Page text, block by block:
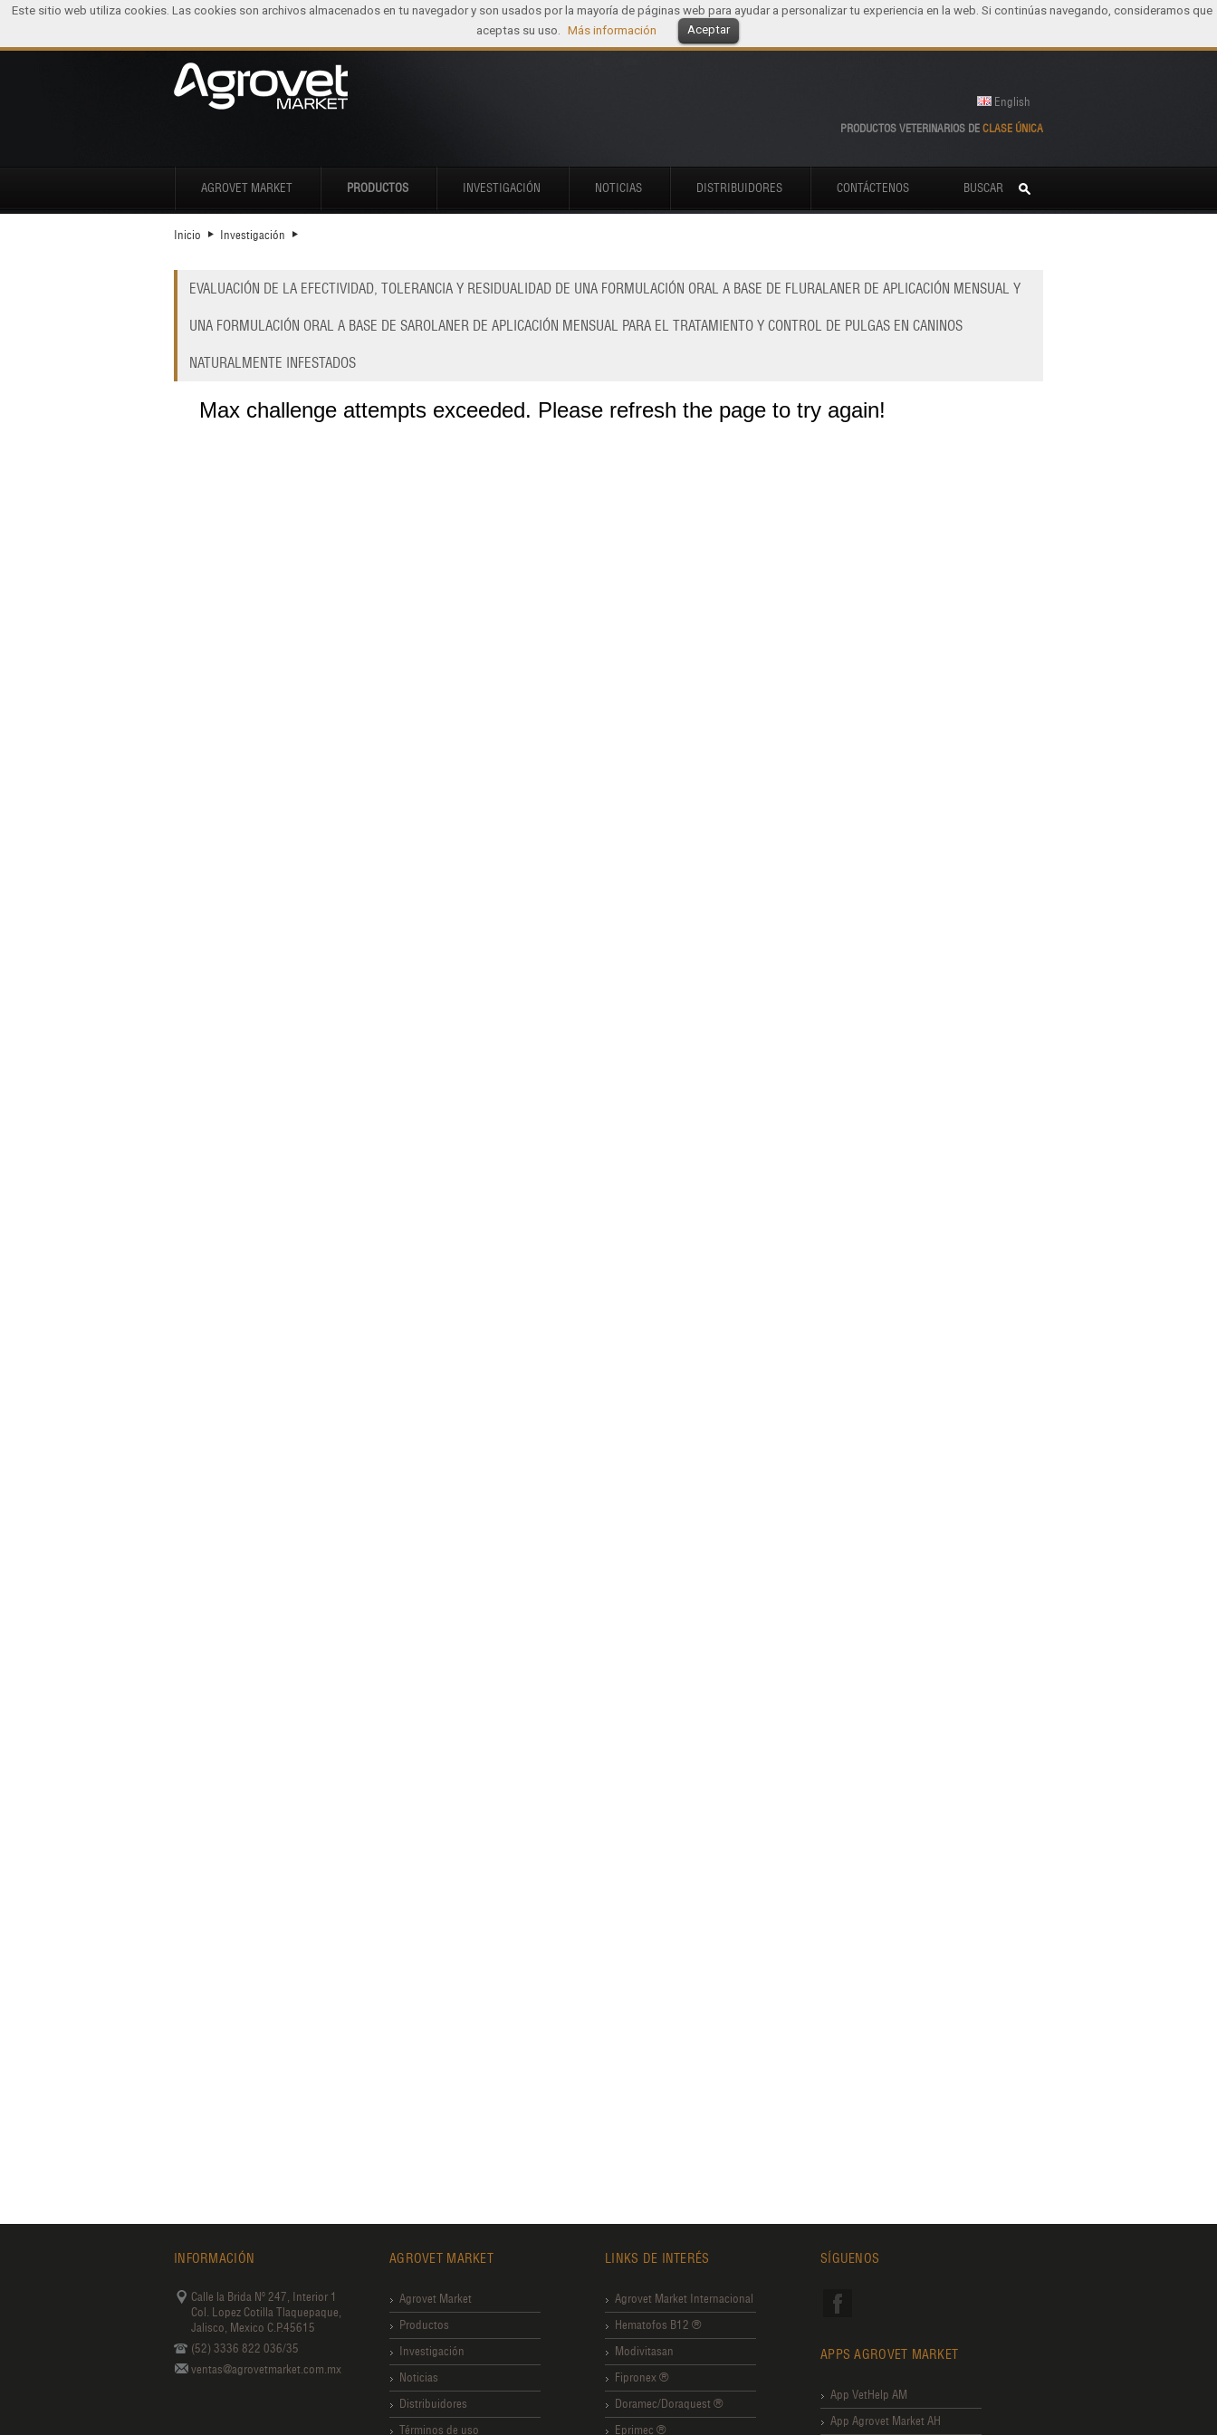
English
PRODUCTOS VETERINARIOS DE CLASE ÚNICA
AGROVET MARKET PRODUCTOS INVESTIGACIÓN NOTICIAS DISTRIBUIDORES CONTÁCTENOS BUSCAR
Inicio Investigación
EVALUACIÓN DE LA EFECTIVIDAD, TOLERANCIA Y RESIDUALIDAD DE UNA FORMULACIÓN ORAL A BASE DE FLURALANER DE APLICACIÓN MENSUAL Y
UNA FORMULACIÓN ORAL A BASE DE SAROLANER DE APLICACIÓN MENSUAL PARA EL TRATAMIENTO Y CONTROL DE PULGAS EN CANINOS
NATURALMENTE INFESTADOS
INFORMACIÓN
Calle la Brida Nº 247, Interior 1
Col. Lopez Cotilla Tlaquepaque,
Jalisco, Mexico C.P.45615
(52) 3336 822 036/35
ventas@agrovetmarket.com.mx
AGROVET MARKET
Agrovet Market
Productos
Investigación
Noticias
Distribuidores
Términos de uso
LINKS DE INTERÉS
Agrovet Market Internacional
Hematofos B12 ®
Modivitasan
Fipronex ®
Doramec/Doraquest ®
Eprimec ®
SÍGUENOS
APPS AGROVET MARKET
App VetHelp AM
App Agrovet Market AH
Este sitio web utiliza cookies. Las cookies son archivos almacenados en tu navegador y son usados por la mayoría de páginas web para ayudar a personalizar tu experiencia en la web. Si continúas navegando, consideramos que
aceptas su uso. Más información Aceptar